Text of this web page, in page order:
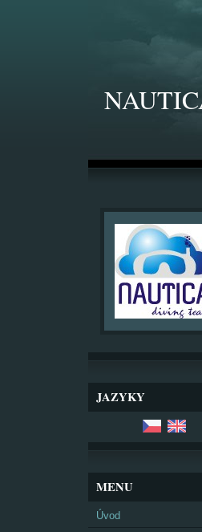
JAZYKY
MENU
Úvod